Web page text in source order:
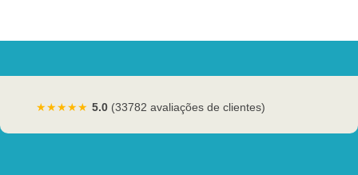
★★★★★ 5.0 (33782 avaliações de clientes)